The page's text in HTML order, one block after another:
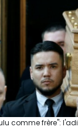
comme frère":